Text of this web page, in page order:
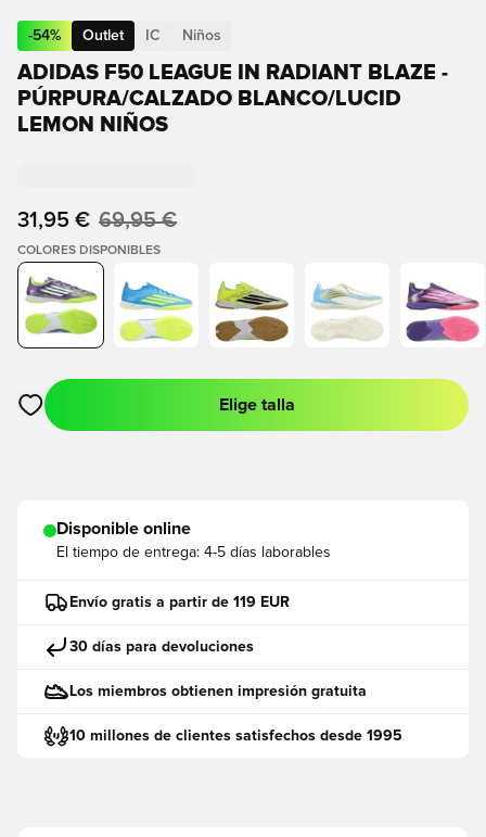
-54% Outlet IC Niños
ADIDAS F50 LEAGUE IN RADIANT BLAZE -
PÚRPURA/CALZADO BLANCO/LUCID
LEMON NIÑOS
31,95 € 69,95 €
COLORES DISPONIBLES
Abre un modal para iniciar sesión o registrarse como miembro
Elige talla
Disponible online
El tiempo de entrega: 4-5 días laborables
Envío gratis a partir de 119 EUR
30 días para devoluciones
Los miembros obtienen impresión gratuita
10 millones de clientes satisfechos desde 1995